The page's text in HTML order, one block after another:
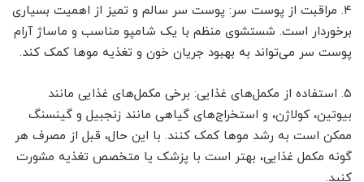
۴. مراقبت از پوست سر: پوست سر سالم و تمیز از اهمیت بسیاری
برخوردار است. شستشوی منظم با یک شامپو مناسب و ماساژ آرام
پوست سر می‌تواند به بهبود جریان خون و تغذیه موها کمک کند.
۵. استفاده از مکمل‌های غذایی: برخی مکمل‌های غذایی مانند
بیوتین، کولاژن، و استخراج‌های گیاهی مانند زنجبیل و گینسنگ
ممکن است به رشد موها کمک کنند. با این حال، قبل از مصرف هر
گونه مکمل غذایی، بهتر است با پزشک یا متخصص تغذیه مشورت